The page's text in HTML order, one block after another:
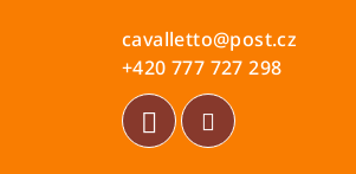
cavalletto@post.cz
+420 777 727 298